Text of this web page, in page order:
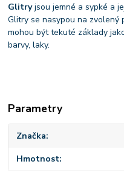
Glitryjsou jemné a sypké a
Glitry se nasypou na zvolený
mohou být tekuté základy
barvy, laky.
Parametry
Značka
Hmotnost